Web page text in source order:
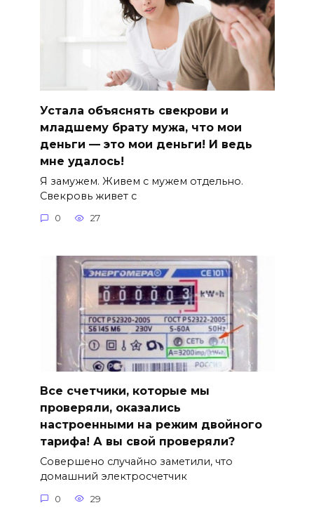
Устала объяснять свекрови и
младшему брату мужа, что мои
деньги — это мои деньги! И ведь
мне удалось!
Я замужем. Живем с мужем отдельно.
Свекровь живет с
0 27
Все счетчики, которые мы
проверяли, оказались
настроенными на режим двойного
тарифа! А вы свой проверяли?
Совершено случайно заметили, что
домашний электросчетчик
0 29